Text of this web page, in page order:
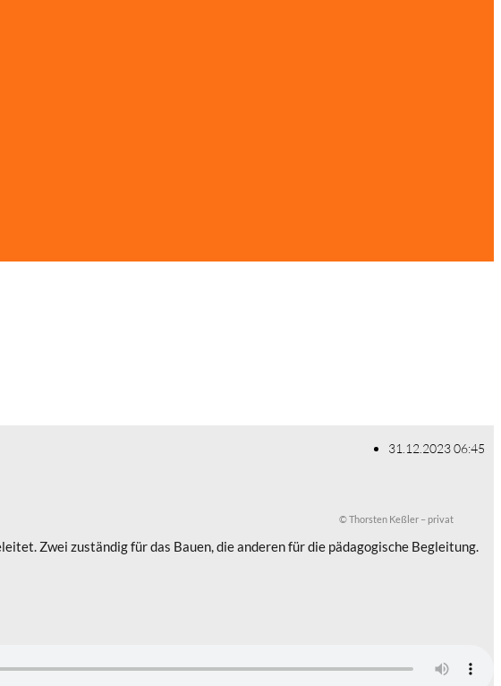
31.12.2023 06:45
© Thorsten Keßler – privat
Zwei zuständig für das Bauen, die anderen für die pädagogische Begleitung.